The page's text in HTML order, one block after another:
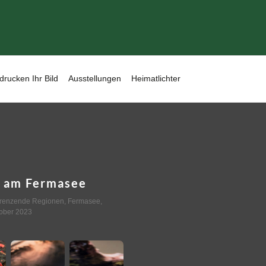
Ihr Bild Ausstellungen Heimatlichter
Fermasee
Regionen, Fermasee,
2023